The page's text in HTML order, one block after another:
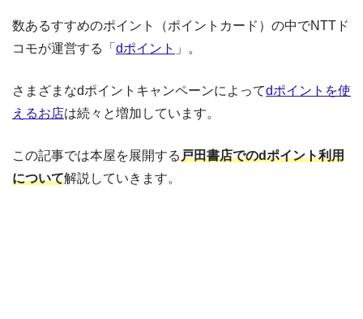
数あるすすめのポイント（ポイントカード）の中でNTTド
コモが運営する「 dポイント 」。
さまざまなdポイントキャンペーンによってdポイントを使
えるお店は続々と増加しています。
この記事では本屋を展開する戸田書店でのdポイント利用
について解説していきます。